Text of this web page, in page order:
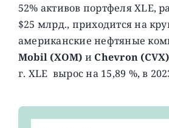
52% активов портфеля XLE,
$25 млрд., приходится на
американские нефтяные
Mobil (XOM) и Chevron (CVX)
г. XLE вырос на 15,89 %, в